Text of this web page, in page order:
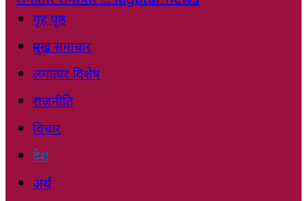
गृह पृष्ठ
प्रमुख समाचार
लगातार विशेष
राजनीति
विचार
देश
अर्थ